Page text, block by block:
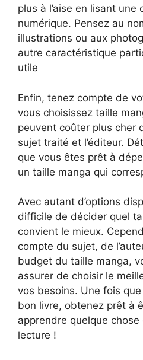
plus à l’aise en lisant une
numérique. Pensez au
illustrations ou aux
autre caractéristique
utile
Enfin, tenez compte de
vous choisissez taille
peuvent coûter plus cher
sujet traité et l’éditeur.
que vous êtes prêt à
un taille manga qui
Avec autant d’options
difficile de décider quel
convient le mieux.
compte du sujet, de
budget du taille manga,
assurer de choisir le
vos besoins. Une fois
bon livre, obtenez prêt à
apprendre quelque
lecture !